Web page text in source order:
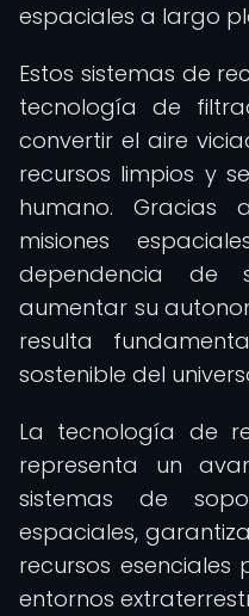
espaciales a largo
Estos sistemas de
tecnología de
convertir el aire
recursos limpios y
humano. Gracias
misiones
dependencia de
aumentar su
resulta
sostenible del
La tecnología de
representa un
sistemas de
espaciales,
recursos
entornos